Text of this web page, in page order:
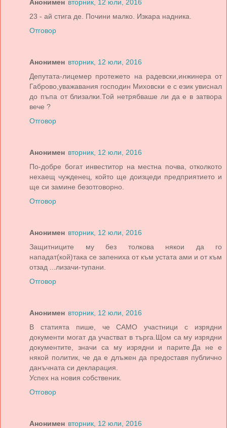
Анонимен вторник, 12 юли, 2016
23 - ай стига де. Почини малко. Изкара надника.
Отговор
Анонимен вторник, 12 юли, 2016
Депутата-лицемер протежето на радевски,инжинера от
Габрово,уважавания господин Миховски е с език увиснал
до пъпа от близалки.Той нетрябваше ли да е в затвора
вече ?
Отговор
Анонимен вторник, 12 юли, 2016
По-добре богат инвеститор на местна почва, отколкото
нехаещ чужденец, който ще доизцеди предприятието и
ще си замине безотговорно.
Отговор
Анонимен вторник, 12 юли, 2016
Защитниците му без толкова някои да го
нападат(кой)така се запениха от към устата ами и от към
отзад ...лизачи-тупани.
Отговор
Анонимен вторник, 12 юли, 2016
В статията пише, че САМО участници с изрядни
документи могат да участват в търга.Щом са му изрядни
документите, значи са му изрядни и парите.Да не е
някой политик, че да е длъжен да предоставя публично
данъчната си декларация.
Успех на новия собственик.
Отговор
Анонимен вторник, 12 юли, 2016